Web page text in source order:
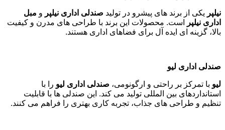
نیلپر یکی از برند های پیشرو در تولید صندلی اداری نیلپر و مبل
اداری نیلپر
است. محصولات این برند با طراحی های مدرن و کیفیت
بالا، گزینه ای ایده آل برای فضاهای اداری هستند.
صندلی اداری لیو
لیو با تمرکز بر راحتی و ارگونومی، صندلی اداری لیو را با
استانداردهای بین المللی تولید می کند. این صندلی ها با قابلیت
تنظیم و طراحی های جذاب، تجربه کاری بهتری را فراهم می کنند.